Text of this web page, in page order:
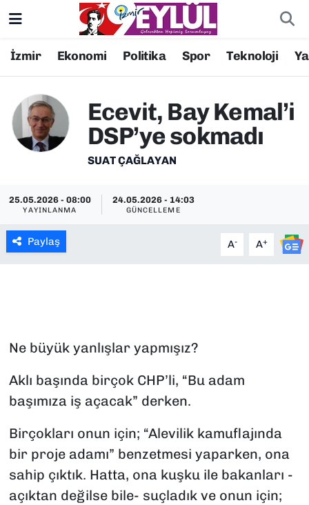
İzmir Ekonomi Politika Spor Teknoloji
Ecevit, Bay Kemal’i
DSP’ye sokmadı
SUAT ÇAĞLAYAN
25.05.2026 - 08:00
YAYINLANMA
24.05.2026 - 14:03
GÜNCELLEME
Paylaş A- A+
Ne büyük yanlışlar yapmışız?
Aklı başında birçok CHP’li, “Bu adam
başımıza iş açacak” derken.
Birçokları onun için; “Alevilik kamuflajında
bir proje adamı” benzetmesi yaparken, ona
sahip çıktık. Hatta, ona kuşku ile bakanları -
açıktan değilse bile- suçladık ve onun için;
Resmi İlanlar
DÜNYA
EKONOMİ
KÜLTÜR SANAT
TEKNOLOJİ
YAŞAM
YEREL YÖNETİMLER
Konak Nöbetçi Eczaneler
Konak Trafik Yoğunluk Haritası
Süper Lig Puan Durumu ve Fikstür
Tüm Manşetler
Son Dakika Haberleri